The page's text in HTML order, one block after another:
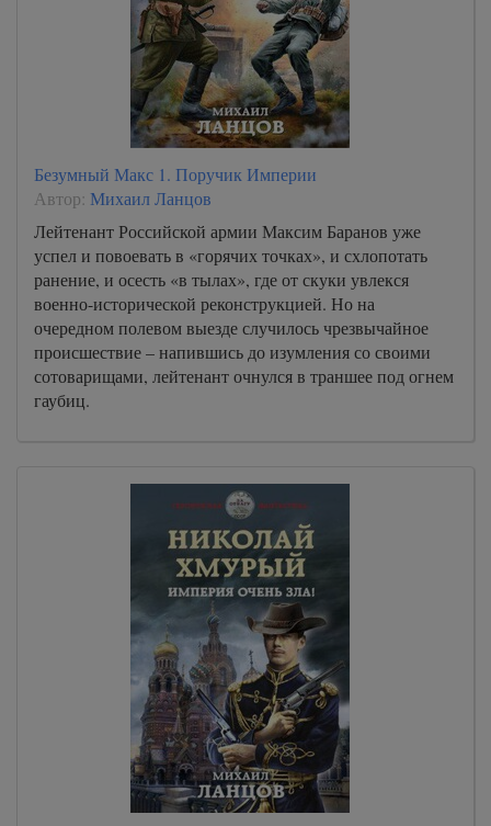
22
23
24
25
26
27
28
Безумный Макс 1. Поручик Империи
Автор: Михаил Ланцов
Лейтенант Российской армии Максим Баранов уже
успел и повоевать в «горячих точках», и схлопотать
ранение, и осесть «в тылах», где от скуки увлекся
военно-исторической реконструкцией. Но на
очередном полевом выезде случилось чрезвычайное
происшествие – напившись до изумления со своими
сотоварищами, лейтенант очнулся в траншее под огнем
гаубиц.